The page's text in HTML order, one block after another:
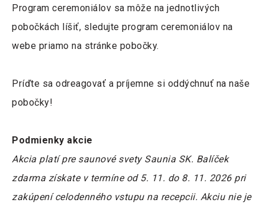
Program ceremoniálov sa môže na jednotlivých
pobočkách líšiť, sledujte program ceremoniálov na
webe priamo na stránke pobočky.
Príďte sa odreagovať a príjemne si oddýchnuť na naše
pobočky!
Podmienky akcie
Akcia platí pre saunové svety Saunia SK. Balíček
zdarma získate v termíne od 5. 11. do 8. 11. 2026 pri
zakúpení celodenného vstupu na recepcii. Akciu nie je